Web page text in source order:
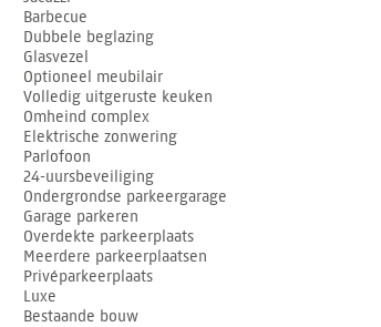
Barbecue
Dubbele beglazing
Glasvezel
Optioneel meubilair
Volledig uitgeruste keuken
Omheind complex
Elektrische zonwering
Parlofoon
24-uursbeveiliging
Ondergrondse parkeergarage
Garage parkeren
Overdekte parkeerplaats
Meerdere parkeerplaatsen
Privéparkeerplaats
Luxe
Bestaande bouw